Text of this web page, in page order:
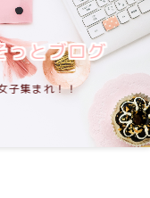
っとブログ
子集まれ！！